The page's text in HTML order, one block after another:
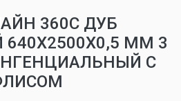
360C ДУБ
ММ 3
С